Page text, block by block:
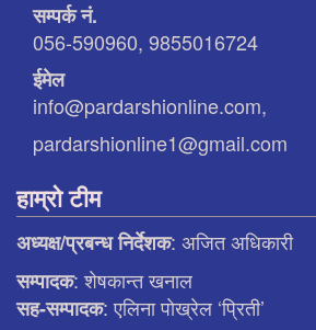
सम्पर्क नं.
056-590960, 9855016724
ईमेल
info@pardarshionline.com,
pardarshionline1@gmail.com
हाम्रो टीम
अध्यक्ष/प्रबन्ध निर्देशक: अजित अधिकारी
सम्पादक: शेषकान्त खनाल
सह-सम्पादक: एलिना पाेख्रेल ‘प्रिती’